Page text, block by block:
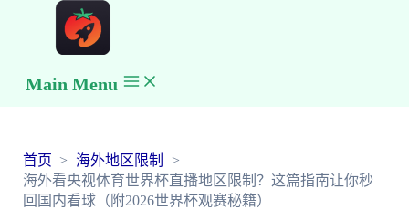
Main Menu
首页
海外地区限制
海外看央视体育世界杯直播地区限制？这篇指南让你秒
回国内看球（附2026世界杯观赛秘籍）